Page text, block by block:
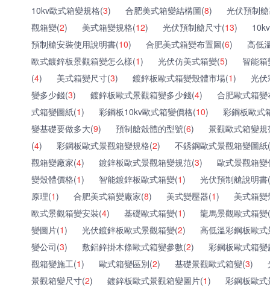
10kv歐式箱變規格(3) 合肥美式箱變結構圖(8)
光伏預制
觀箱變(2) 美式箱變規格(12) 光伏預制艙尺寸(13)
預制艙安裝使用說明書(10) 合肥美式箱變布置圖(6)
高低
歐式鍍鋅板景觀箱變怎么樣(1) 光伏仿美式箱變(5)
智能
(4) 美式箱變尺寸(3) 鍍鋅板歐式箱變殼體市場(1)
光伏
變多少錢(3) 鍍鋅板歐式景觀箱變多少錢(4)
合肥歐式箱
式箱變圖紙(1) 彩鋼板10kv歐式箱變價格(10)
彩鋼板歐式
變基礎要做多大(9) 預制艙殼體的型號(6)
景觀歐式箱變規
(4) 彩鋼板歐式景觀箱變規格(2)
不銹鋼歐式景觀箱變圖紙(
觀箱變廠家(4) 鍍鋅板歐式景觀箱變規范(3)
歐式景觀箱
變殼體價格(1) 智能鍍鋅板歐式箱變(1)
光伏預制艙說明書(
原理(1) 合肥美式箱變廠家(8) 美式變壓器(1)
美式箱
歐式景觀箱變安裝(4) 基礎歐式箱變(1)
龍馬景觀歐式箱變(
變圖片(1) 光伏鍍鋅板歐式景觀箱變(2)
高低溫彩鋼板歐
變公司(3) 敷鋁鋅掛木條歐式箱變參數(2)
彩鋼板歐式箱
觀箱變施工(1) 歐式箱變區別(2) 基礎景觀歐式箱變(3)
景觀箱變尺寸(2) 鍍鋅板歐式景觀箱變圖片(1) 彩鋼板歐